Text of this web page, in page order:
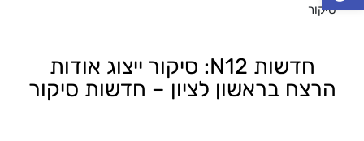
סיקור
חדשות N12: סיקור ייצוג אודות
הרצח בראשון לציון – חדשות סיקור